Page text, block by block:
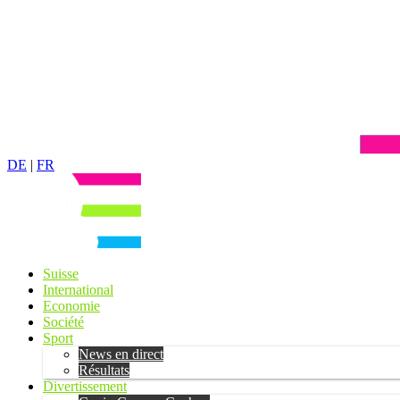
DE | FR
Suisse
International
Economie
Société
Sport
News en direct
Résultats
Divertissement